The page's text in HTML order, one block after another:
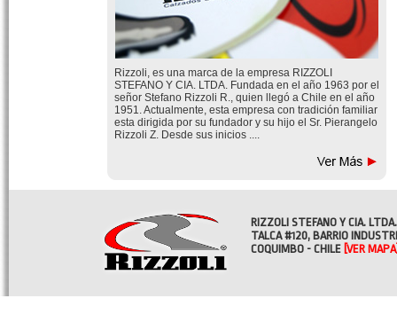
Rizzoli, es una marca de la empresa RIZZOLI
STEFANO Y CIA. LTDA. Fundada en el año 1963 por el
señor Stefano Rizzoli R., quien llegó a Chile en el año
1951. Actualmente, esta empresa con tradición familiar
esta dirigida por su fundador y su hijo el Sr. Pierangelo
Rizzoli Z. Desde sus inicios ....
RIZZOLI STEFANO Y CIA. LTDA.
TALCA #120, BARRIO
COQUIMBO - CHILE [VER